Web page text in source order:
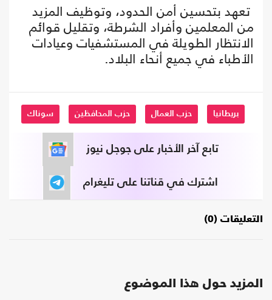
تعهد بتحسين أمن الحدود، وتوظيف المزيد
من المعلمين وأفراد الشرطة، وتقليل قوائم
الانتظار الطويلة في المستشفيات وعيادات
الأطباء في جميع أنحاء البلاد.
بريطانيا حزب العمال حزب المحافظين سوناك
تابع آخر الأخبار على جوجل نيوز
اشترك في قناتنا على تليغرام
التعليقات (0)
المزيد حول هذا الموضوع